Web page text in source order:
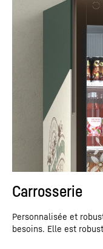
Carrosserie
Personnalisée et
besoins. Elle est